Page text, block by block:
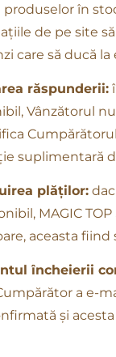
produselor în
de pe site
care să ducă
răspunderii:
Vânzătorul
suplimentară
plăților:
MAGIC
aceasta
încheierii
a e-
și